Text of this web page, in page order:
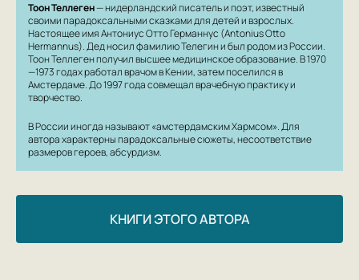
Тоон Теллеген— нидерландский писатель и поэт, известный
своими парадоксальными сказками для детей и взрослых.
Настоящее имя Антониус Отто Германнус (Antonius Otto
Hermannus). Дед носил фамилию Телегин и был родом из России.
Тоон Теллеген получил высшее медицинское образование. В 1970
—1973 годах работал врачом в Кении, затем поселился в
Амстердаме. До 1997 года совмещал врачебную практику и
творчество.
В России иногда называют «амстердамским Хармсом». Для
автора характерны парадоксальные сюжеты, несоответствие
размеров героев, абсурдизм.
КНИГИ ЭТОГО АВТОРА